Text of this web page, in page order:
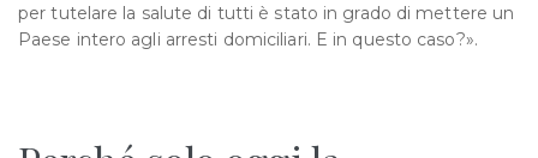
per tutelare la salute di tutti è stato in grado di mettere un
Paese intero agli arresti domiciliari. E in questo caso?».